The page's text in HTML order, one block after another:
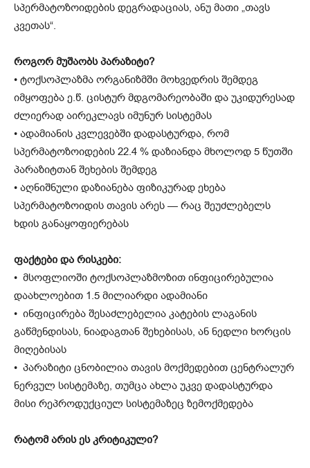
სპერმატოზოიდების დეგრადაციას, ანუ მათი „თავს
კვეთას“.
როგორ მუშაობს პარაზიტი?
• ტოქსოპლაზმა ორგანიზმში მოხვედრის შემდეგ
იმყოფება ე.წ. ცისტურ მდგომარეობაში და უკიდურესად
ძლიერად აირეკლავს იმუნურ სისტემას
• ადამიანის კვლევებში დადასტურდა, რომ
სპერმატოზოიდების 22.4 % დაზიანდა მხოლოდ 5 წუთში
პარაზიტთან შეხების შემდეგ
• აღნიშნული დაზიანება ფიზიკურად ეხება
სპერმატოზოიდის თავის არეს — რაც შეუძლებელს
ხდის განაყოფიერებას
ფაქტები და რისკები:
• მსოფლიოში ტოქსოპლაზმოზით ინფიცირებულია
დაახლოებით 1.5 მილიარდი ადამიანი
• ინფიცირება შესაძლებელია კატების ლაგანის
გაწმენდისას, ნიადაგთან შეხებისას, ან ნედლი ხორცის
მიღებისას
• პარაზიტი ცნობილია თავის მოქმედებით ცენტრალურ
ნერვულ სისტემაზე, თუმცა ახლა უკვე დადასტურდა
მისი რეპროდუქციულ სისტემაზეც ზემოქმედება
რატომ არის ეს კრიტიკული?